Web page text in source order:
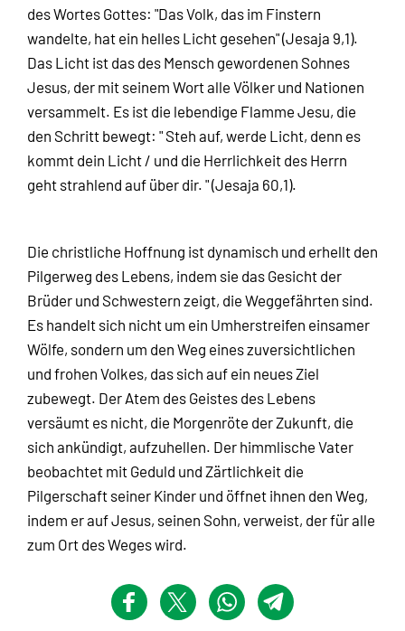
des Wortes Gottes: "Das Volk, das im Finstern
wandelte, hat ein helles Licht gesehen" (Jesaja 9,1).
Das Licht ist das des Mensch gewordenen Sohnes
Jesus, der mit seinem Wort alle Völker und Nationen
versammelt. Es ist die lebendige Flamme Jesu, die
den Schritt bewegt: " Steh auf, werde Licht, denn es
kommt dein Licht / und die Herrlichkeit des Herrn
geht strahlend auf über dir. " (Jesaja 60,1).
Die christliche Hoffnung ist dynamisch und erhellt den
Pilgerweg des Lebens, indem sie das Gesicht der
Brüder und Schwestern zeigt, die Weggefährten sind.
Es handelt sich nicht um ein Umherstreifen einsamer
Wölfe, sondern um den Weg eines zuversichtlichen
und frohen Volkes, das sich auf ein neues Ziel
zubewegt. Der Atem des Geistes des Lebens
versäumt es nicht, die Morgenröte der Zukunft, die
sich ankündigt, aufzuhellen. Der himmlische Vater
beobachtet mit Geduld und Zärtlichkeit die
Pilgerschaft seiner Kinder und öffnet ihnen den Weg,
indem er auf Jesus, seinen Sohn, verweist, der für alle
zum Ort des Weges wird.